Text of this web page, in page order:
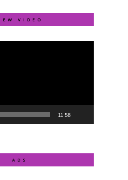
VIDEO
11:58
ADS